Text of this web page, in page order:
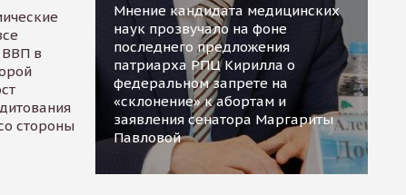
ВВП в
стороны
Мнение кандидата медицинских
наук прозвучало на фоне
последнего предложения
патриарха РПЦ Кирилла о
федеральном запрете на
«склонение» к абортам и
заявления сенатора Маргариты
Павловой